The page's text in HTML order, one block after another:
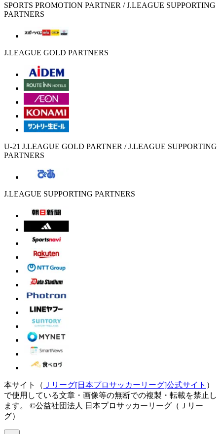
SPORTS PROMOTION PARTNER / J.LEAGUE SUPPORTING
PARTNERS
J.LEAGUE GOLD PARTNERS
U-21 J.LEAGUE GOLD PARTNER / J.LEAGUE SUPPORTING
PARTNERS
J.LEAGUE SUPPORTING PARTNERS
本サイト（ Ｊリーグ[日本プロサッカーリーグ]公式サイト ）
で使用している文章・画像等の無断での複製・転載を禁止し
ます。
©公益社団法人 日本プロサッカーリーグ（Ｊリー
グ）